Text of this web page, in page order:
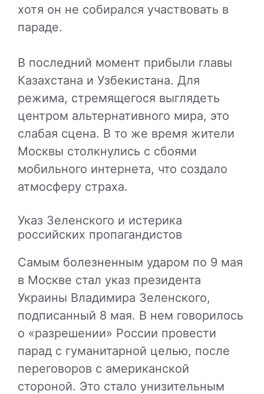
хотя он не собирался участвовать в
параде.
В последний момент прибыли главы
Казахстана и Узбекистана. Для
режима, стремящегося выглядеть
центром альтернативного мира, это
слабая сцена. В то же время жители
Москвы столкнулись с сбоями
мобильного интернета, что создало
атмосферу страха.
Указ Зеленского и истерика
российских пропагандистов
Самым болезненным ударом по 9 мая
в Москве стал указ президента
Украины Владимира Зеленского,
подписанный 8 мая. В нем говорилось
о «разрешении» России провести
парад с гуманитарной целью, после
переговоров с американской
стороной. Это стало унизительным